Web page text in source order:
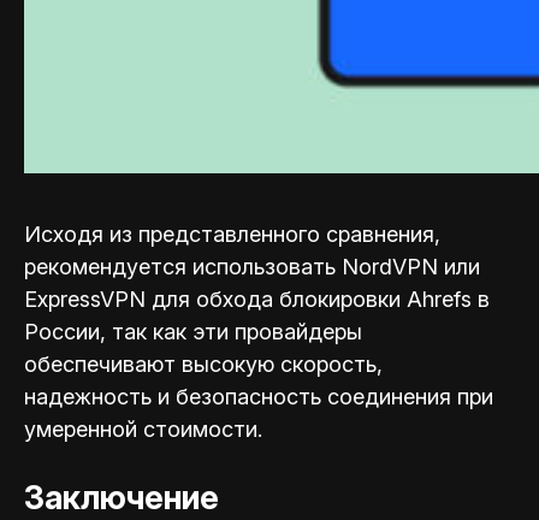
Исходя из представленного сравнения,
рекомендуется использовать NordVPN или
ExpressVPN для обхода блокировки Ahrefs в
России, так как эти провайдеры
обеспечивают высокую скорость,
надежность и безопасность соединения при
умеренной стоимости.
Заключение